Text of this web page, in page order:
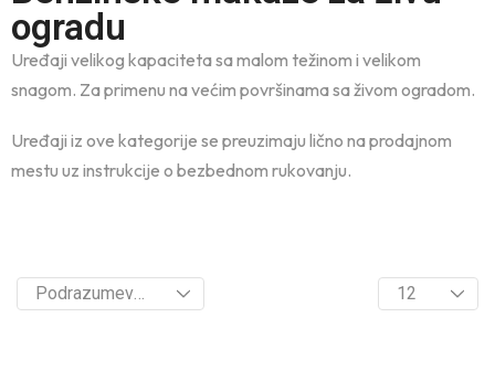
ogradu
Uređaji velikog kapaciteta sa malom težinom i velikom
snagom. Za primenu na većim površinama sa živom ogradom.
Uređaji iz ove kategorije se preuzimaju lično na prodajnom
mestu uz instrukcije o bezbednom rukovanju.